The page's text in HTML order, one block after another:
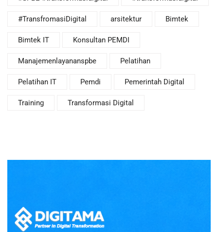
#TransfromasiDigital arsitektur Bimtek
Bimtek IT Konsultan PEMDI
Manajemenlayananspbe Pelatihan
Pelatihan IT Pemdi Pemerintah Digital
Training Transformasi Digital